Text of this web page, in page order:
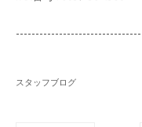
スタッフブログ